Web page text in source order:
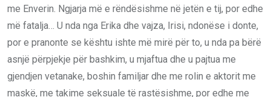
me Enverin. Ngjarja më e rëndësishme në jetën e tij, por edhe
më fatalja… U nda nga Erika dhe vajza, Irisi, ndonëse i donte,
por e pranonte se kështu ishte më mirë për to, u nda pa bërë
asnjë përpjekje për bashkim, u mjaftua dhe u pajtua me
gjendjen vetanake, boshin familjar dhe me rolin e aktorit me
maskë, me takime seksuale të rastësishme, por edhe me